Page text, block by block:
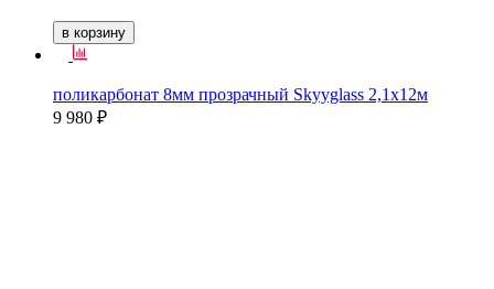
в корзину
поликарбонат 8мм прозрачный Skyyglass 2,1х12м
9 980 ₽